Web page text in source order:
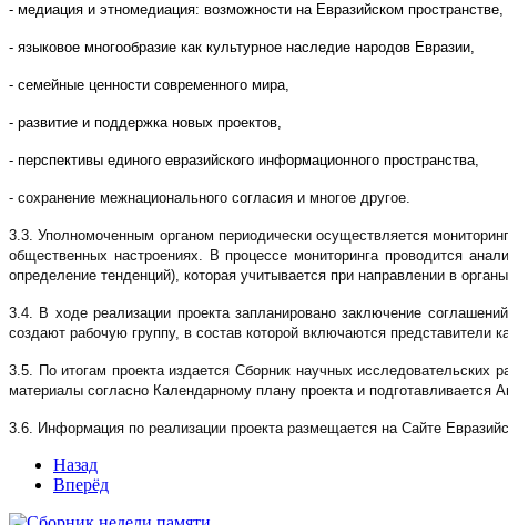
- медиация и этномедиация: возможности на Евразийском пространстве,
- языковое многообразие как культурное наследие народов Евразии,
- семейные ценности современного мира,
- развитие и поддержка новых проектов,
- перспективы единого евразийского информационного пространства,
- сохранение межнационального согласия и многое другое.
3.3. Уполномоченным органом периодически осуществляется
общественных настроениях. В процессе мониторинга проводится
определение тенденций), которая учитывается при направлении в
3.4. В ходе реализации проекта запланировано заключение
создают рабочую группу, в состав которой включаются представители
3.5. По итогам проекта издается Сборник научных
материалы согласно Календарному плану проекта и
3.6. Информация по реализации проекта размещается на Сайте
Назад
Вперёд